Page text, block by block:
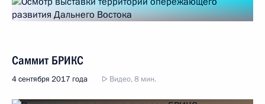
Саммит БРИКС
4 сентября 2017 года Видео, 8 мин.